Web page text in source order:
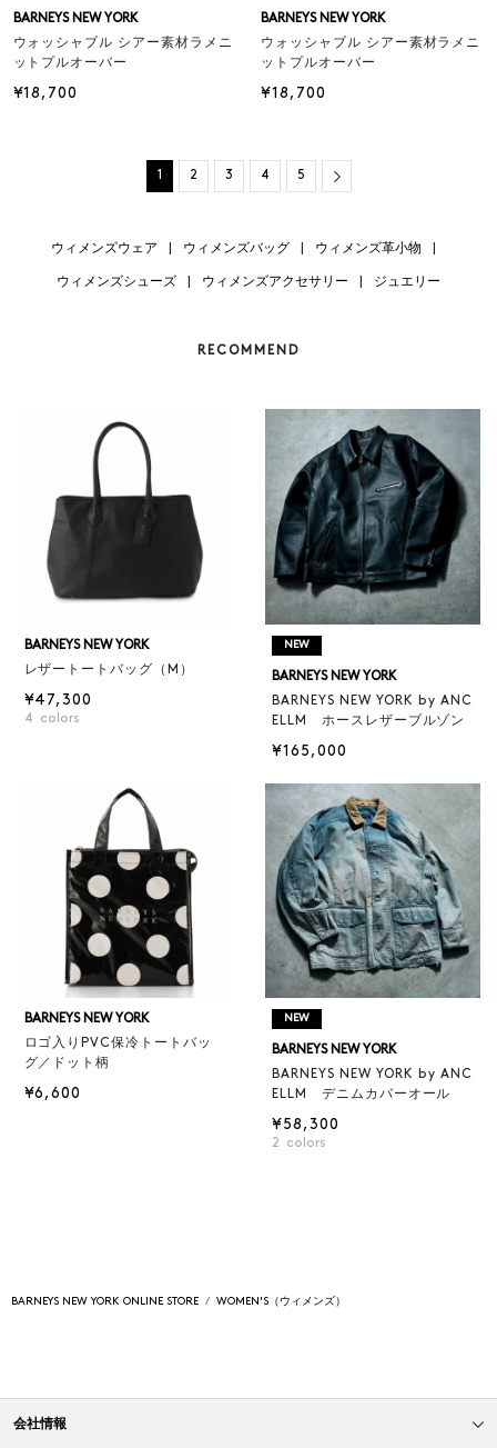
BARNEYS NEW YORK
ウォッシャブル シアー素材ラメニ
ットプルオーバー
¥18,700
BARNEYS NEW YORK
ウォッシャブル シアー素材ラメニ
ットプルオーバー
¥18,700
1 2 3 4 5 Next
ウィメンズウェア ウィメンズバッグ ウィメンズ革小物
ウィメンズシューズ ウィメンズアクセサリー ジュエリー
RECOMMEND
BARNEYS NEW YORK
レザートートバッグ（M）
¥47,300
4 colors
NEW
BARNEYS NEW YORK
BARNEYS NEW YORK by ANC
ELLM ホースレザーブルゾン
¥165,000
BARNEYS NEW YORK
ロゴ入りPVC保冷トートバッ
グ／ドット柄
¥6,600
NEW
BARNEYS NEW YORK
BARNEYS NEW YORK by ANC
ELLM デニムカバーオール
¥58,300
2 colors
BARNEYS NEW YORK ONLINE STORE WOMEN'S（ウィメンズ）
会社情報